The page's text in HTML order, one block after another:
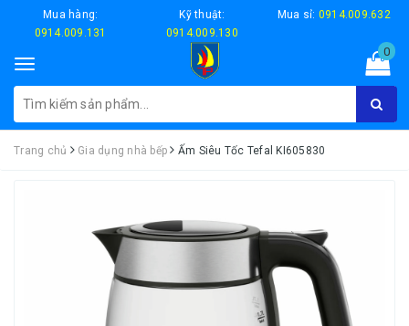
Mua hàng:
0914.009.131
Kỹ thuật:
0914.009.130
Mua sỉ: 0914.009.632
Toggle
navigation
0
Trang chủ Gia dụng nhà bếp Ấm Siêu Tốc Tefal KI605830